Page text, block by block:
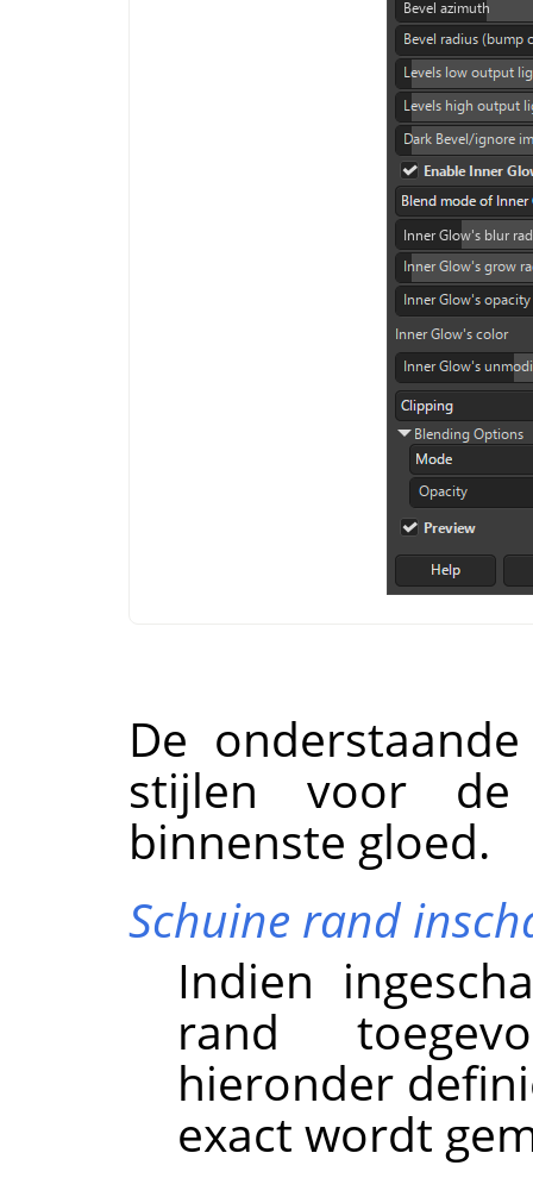
De
stijlen voor
binnenste gloed.
Schuine rand
Indien
rand
hieronder
exact wordt